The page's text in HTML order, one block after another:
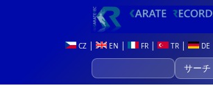
CZ| EN | FR| TR| DE